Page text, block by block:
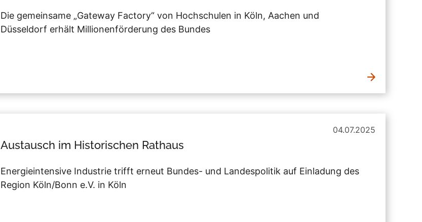
Die gemeinsame „Gateway Factory“ von Hochschulen in Köln, Aachen und
Düsseldorf erhält Millionenförderung des Bundes
04.07.2025
Austausch im Historischen Rathaus
Energieintensive Industrie trifft erneut Bundes- und Landespolitik auf Einladung des
Region Köln/Bonn e.V. in Köln